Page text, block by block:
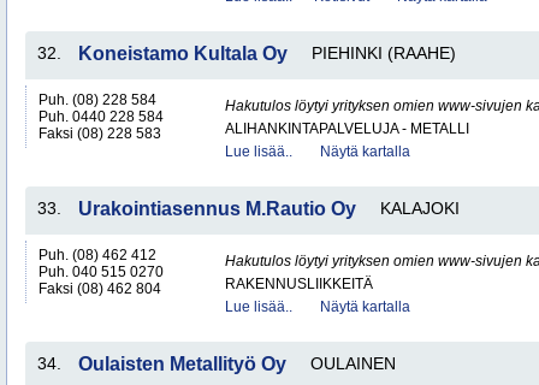
32. Koneistamo Kultala Oy PIEHINKI (RAAHE)
Puh. (08) 228 584
Puh. 0440 228 584
Faksi (08) 228 583
Hakutulos löytyi yrityksen omien www-sivujen
ALIHANKINTAPALVELUJA - METALLI
Lue lisää..
Näytä kartalla
33. Urakointiasennus M.Rautio Oy KALAJOKI
Puh. (08) 462 412
Puh. 040 515 0270
Faksi (08) 462 804
Hakutulos löytyi yrityksen omien www-sivujen
RAKENNUSLIIKKEITÄ
Lue lisää..
Näytä kartalla
34. Oulaisten Metallityö Oy OULAINEN